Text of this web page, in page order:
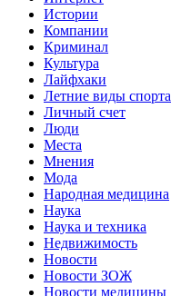
Истории
Компании
Криминал
Культура
Лайфхаки
Летние виды спорта
Личный счет
Люди
Места
Мнения
Мода
Народная медицина
Наука
Наука и техника
Недвижимость
Новости
Новости ЗОЖ
Новости медицины